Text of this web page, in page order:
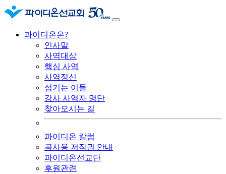
파이디온은?
인사말
사역대상
핵심 사역
사역정신
섬기는 이들
강사 사역자 명단
찾아오시는 길
파이디온 칼럼
곡사용 저작권 안내
파이디온선교단
후원관련